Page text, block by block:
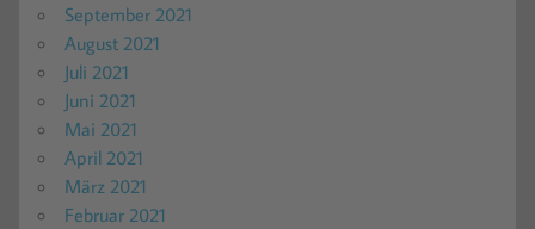
September 2021
August 2021
Juli 2021
Juni 2021
Mai 2021
April 2021
März 2021
Februar 2021